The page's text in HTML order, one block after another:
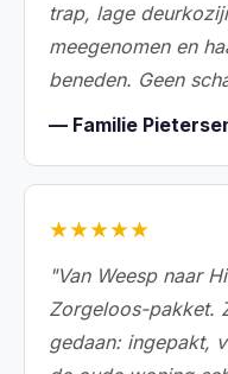
trap, lage
meegenomen en
beneden. Geen
— Familie
★★★★★
"Van Weesp naar
Zorgeloos-pakket.
gedaan: ingepakt,